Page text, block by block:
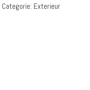
Categorie: Exterieur